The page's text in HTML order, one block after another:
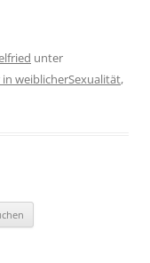
unter
weiblicherSexualität,